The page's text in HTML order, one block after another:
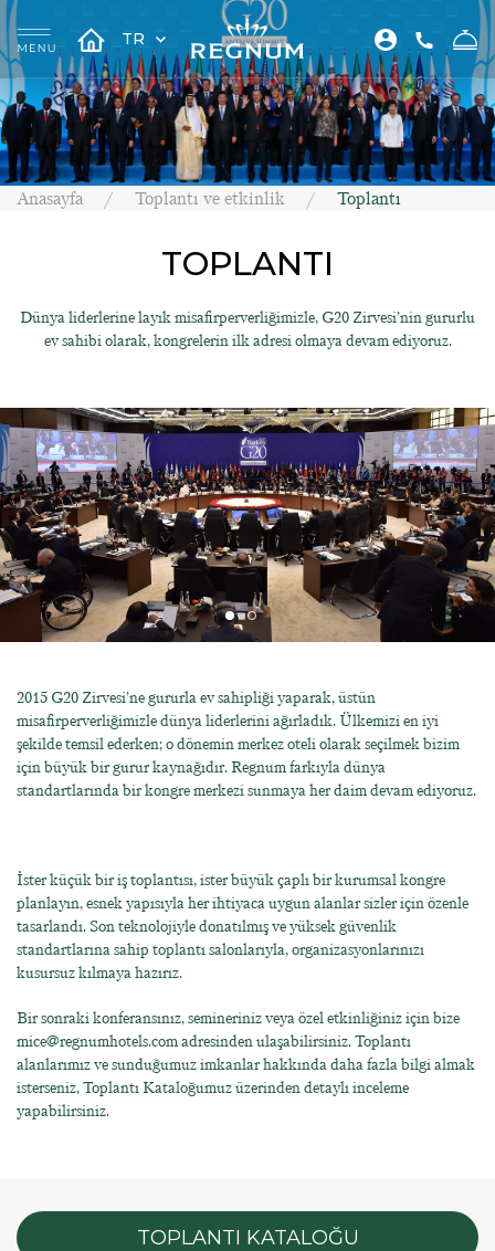
TR
Anasayfa Toplantı ve etkinlik Toplantı
TOPLANTI
Dünya liderlerine layık misafirperverliğimizle, G20 Zirvesi’nin gururlu
ev sahibi olarak, kongrelerin ilk adresi olmaya devam ediyoruz.
2015 G20 Zirvesi’ne gururla ev sahipliği yaparak, üstün
misafirperverliğimizle dünya liderlerini ağırladık. Ülkemizi en iyi
şekilde temsil ederken; o dönemin merkez oteli olarak seçilmek bizim
için büyük bir gurur kaynağıdır. Regnum farkıyla dünya
standartlarında bir kongre merkezi sunmaya her daim devam ediyoruz.
İster küçük bir iş toplantısı, ister büyük çaplı bir kurumsal kongre
planlayın, esnek yapısıyla her ihtiyaca uygun alanlar sizler için özenle
tasarlandı. Son teknolojiyle donatılmış ve yüksek güvenlik
standartlarına sahip toplantı salonlarıyla, organizasyonlarınızı
kusursuz kılmaya hazırız.
Bir sonraki konferansınız, semineriniz veya özel etkinliğiniz için bize
mice@regnumhotels.com adresinden ulaşabilirsiniz. Toplantı
alanlarımız ve sunduğumuz imkanlar hakkında daha fazla bilgi almak
isterseniz, Toplantı Kataloğumuz üzerinden detaylı inceleme
yapabilirsiniz.
TOPLANTI KATALOĞU